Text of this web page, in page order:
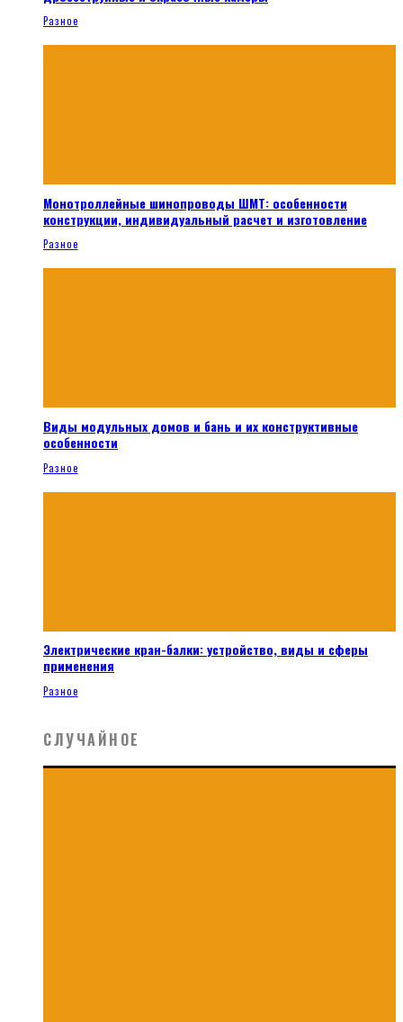
Разное
Монотроллейные шинопроводы ШМТ: особенности
конструкции, индивидуальный расчет и изготовление
Разное
Виды модульных домов и бань и их конструктивные
особенности
Разное
Электрические кран-балки: устройство, виды и сферы
применения
Разное
СЛУЧАЙНОЕ